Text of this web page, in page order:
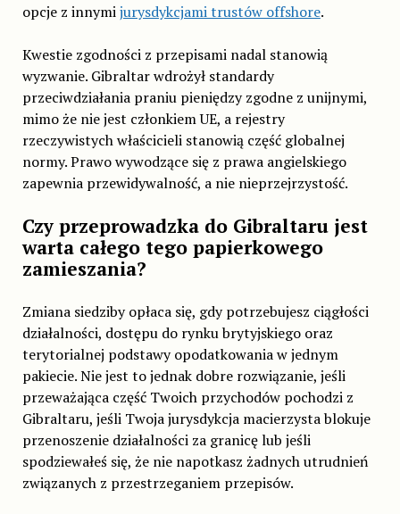
opcje z innymijurysdykcjami trustów offshore.
Kwestie zgodności z przepisami nadal stanowią
wyzwanie. Gibraltar wdrożył standardy
przeciwdziałania praniu pieniędzy zgodne z unijnymi,
mimo że nie jest członkiem UE, a rejestry
rzeczywistych właścicieli stanowią część globalnej
normy. Prawo wywodzące się z prawa angielskiego
zapewnia przewidywalność, a nie nieprzejrzystość.
Czy przeprowadzka do Gibraltaru jest
warta całego tego papierkowego
zamieszania?
Zmiana siedziby opłaca się, gdy potrzebujesz ciągłości
działalności, dostępu do rynku brytyjskiego oraz
terytorialnej podstawy opodatkowania w jednym
pakiecie. Nie jest to jednak dobre rozwiązanie, jeśli
przeważająca część Twoich przychodów pochodzi z
Gibraltaru, jeśli Twoja jurysdykcja macierzysta blokuje
przenoszenie działalności za granicę lub jeśli
spodziewałeś się, że nie napotkasz żadnych utrudnień
związanych z przestrzeganiem przepisów.